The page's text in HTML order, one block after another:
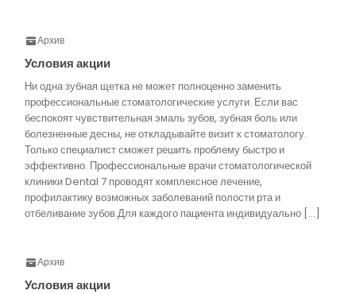
Архив
Условия акции
Ни одна зубная щетка не может полноценно заменить
профессиональные стоматологические услуги. Если вас
беспокоят чувствительная эмаль зубов, зубная боль или
болезненные десны, не откладывайте визит к стоматологу.
Только специалист сможет решить проблему быстро и
эффективно. Профессиональные врачи стоматологической
клиники Dental 7 проводят комплексное лечение,
профилактику возможных заболеваний полости рта и
отбеливание зубов.Для каждого пациента индивидуально […]
Архив
Условия акции